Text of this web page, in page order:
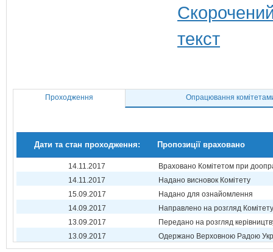
Проходження Опрацювання
Дати та стан проходження: Пропозиції враховано
14.11.2017
Враховано Комітетом при
14.11.2017
Надано висновок Комітету
15.09.2017
Надано для ознайомлення
14.09.2017
Направлено на розгляд Комітету
13.09.2017
Передано на розгляд
13.09.2017
Одержано Верховною Радою